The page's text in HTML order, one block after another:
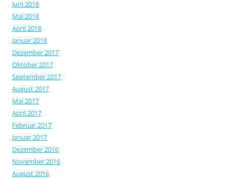
Juni 2018
Mai 2018
April 2018
Januar 2018
Dezember 2017
Oktober 2017
September 2017
August 2017
Mai 2017
April 2017
Februar 2017
Januar 2017
Dezember 2016
November 2016
August 2016